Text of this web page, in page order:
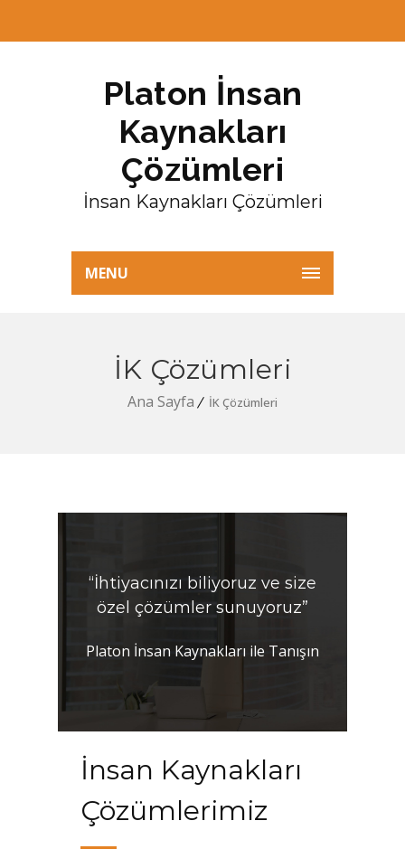
Platon İnsan
Kaynakları
Çözümleri
İnsan Kaynakları Çözümleri
MENU
İK Çözümleri
Ana Sayfa İK Çözümleri
“İhtiyacınızı biliyoruz ve size
özel çözümler sunuyoruz”
Platon İnsan Kaynakları ile Tanışın
İnsan Kaynakları
Çözümlerimiz